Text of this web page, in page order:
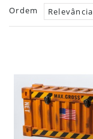
Ordem Relevância